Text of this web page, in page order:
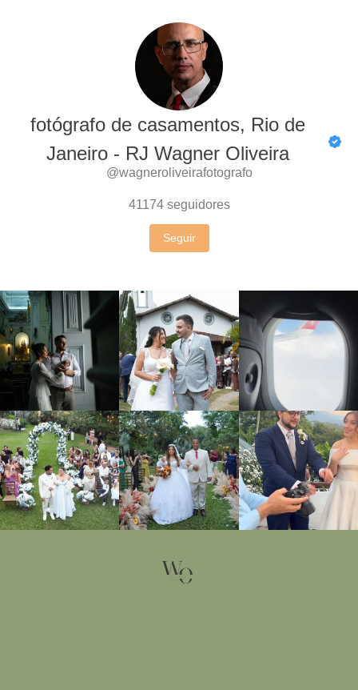
fotógrafo de casamentos, Rio de
Janeiro - RJ Wagner Oliveira
@wagneroliveirafotografo
41174 seguidores
Seguir